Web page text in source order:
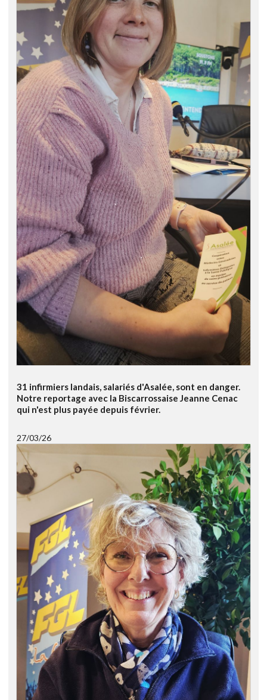
31 infirmiers landais, salariés d'Asalée, sont en danger.
Notre reportage avec la Biscarrossaise Jeanne Cenac
qui n'est plus payée depuis février.
27/03/26